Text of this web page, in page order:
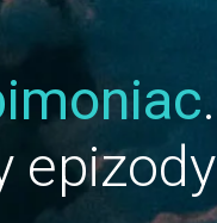
.
epizody